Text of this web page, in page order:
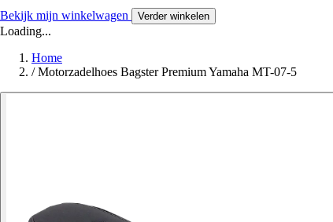
Bekijk mijn winkelwagen Verder winkelen
Loading...
Home
/ Motorzadelhoes Bagster Premium Yamaha MT-07-5